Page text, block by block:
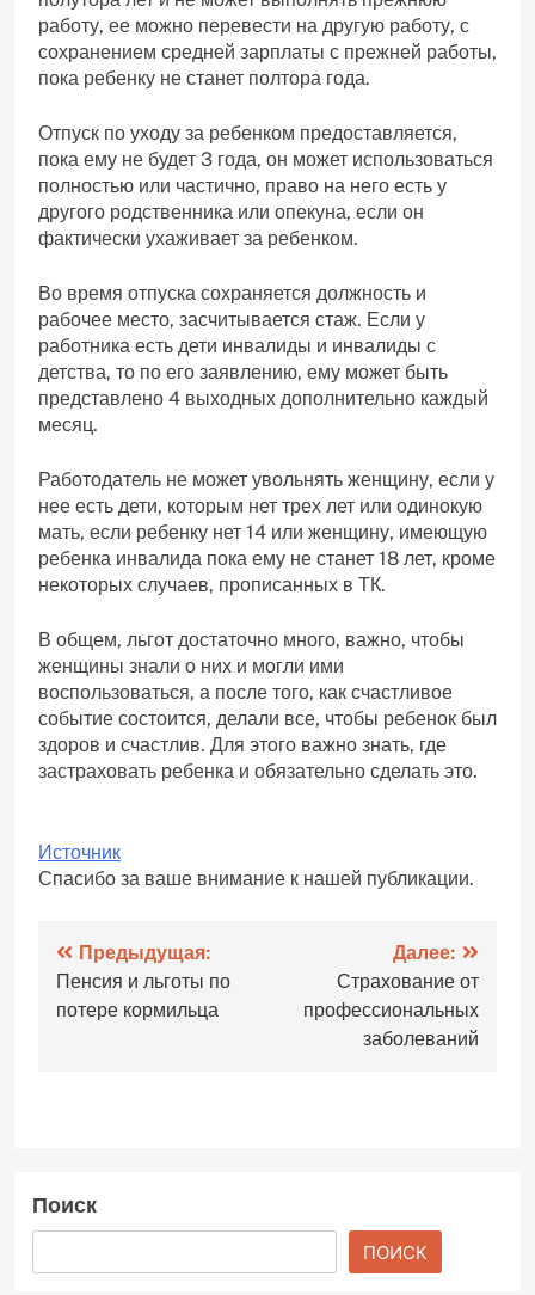
работу, ее можно перевести на другую работу, с
сохранением средней зарплаты с прежней работы,
пока ребенку не станет полтора года.
Отпуск по уходу за ребенком предоставляется,
пока ему не будет 3 года, он может использоваться
полностью или частично, право на него есть у
другого родственника или опекуна, если он
фактически ухаживает за ребенком.
Во время отпуска сохраняется должность и
рабочее место, засчитывается стаж. Если у
работника есть дети инвалиды и инвалиды с
детства, то по его заявлению, ему может быть
представлено 4 выходных дополнительно каждый
месяц.
Работодатель не может увольнять женщину, если у
нее есть дети, которым нет трех лет или одинокую
мать, если ребенку нет 14 или женщину, имеющую
ребенка инвалида пока ему не станет 18 лет, кроме
некоторых случаев, прописанных в ТК.
В общем, льгот достаточно много, важно, чтобы
женщины знали о них и могли ими
воспользоваться, а после того, как счастливое
событие состоится, делали все, чтобы ребенок был
здоров и счастлив. Для этого важно знать, где
застраховать ребенка и обязательно сделать это.
Источник
Спасибо за ваше внимание к нашей публикации.
Навигация
по
Предыдущая:
Пенсия и льготы по
потере кормильца
Далее:
Страхование от
профессиональных
заболеваний
Поиск
ПОИСК